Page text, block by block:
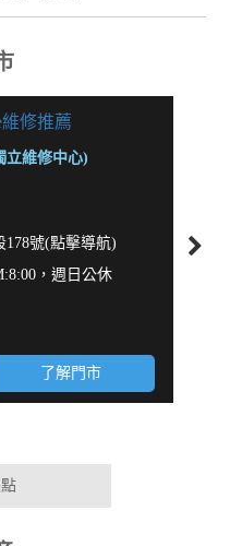
立維修中心)
178號(點擊導航)
，週日公休
了解門市